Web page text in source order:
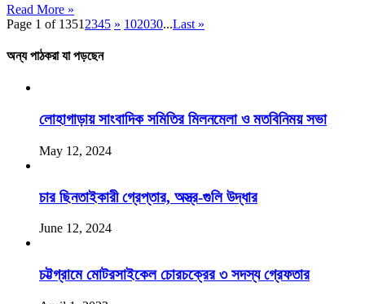
Read More »
Page 1 of 1351 2345 » 102030...Last »
অন্য পাঠকরা যা পড়ছেন
লোহাগাড়ায় সাংবাদিক সমিতির মিলনমেলা ও মতবিনিময় সভা
May 12, 2024
চার ছিনতাইকারী গ্রেপ্তার, অস্ত্র-গুলি উদ্ধার
June 12, 2024
চট্টগ্রামে মোটরসাইকেল চোরচক্রের ৩ সদস্য গ্রেফতার